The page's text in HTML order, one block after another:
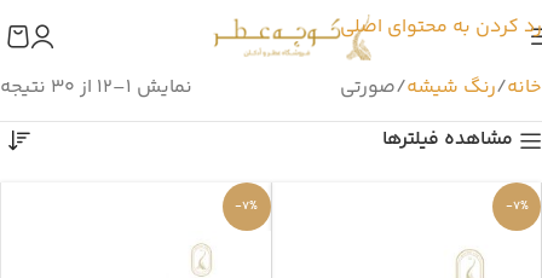
رد کردن به محتوای اصلی
خانه رنگ شیشه صورتی
نمایش 1–12 از 30 نتیجه
مشاهده فیلترها
-7%
-7%